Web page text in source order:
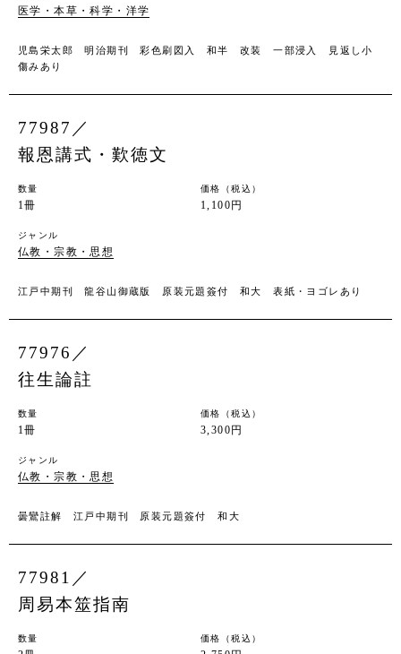
医学・本草・科学・洋学
児島栄太郎 明治期刊 彩色刷図入 和半 改装 一部浸入 見返し小
傷みあり
77987／
報恩講式・歎徳文
数量
1冊
価格（税込）
1,100円
ジャンル
仏教・宗教・思想
江戸中期刊 龍谷山御蔵版 原装元題簽付 和大 表紙・ヨゴレあり
77976／
往生論註
数量
1冊
価格（税込）
3,300円
ジャンル
仏教・宗教・思想
曇鸞註解 江戸中期刊 原装元題簽付 和大
77981／
周易本筮指南
数量 価格（税込）